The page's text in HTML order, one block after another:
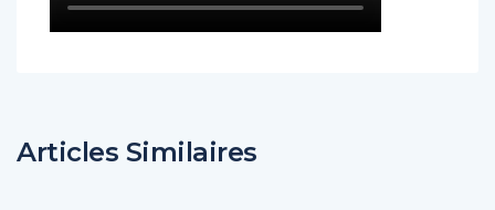
Articles Similaires